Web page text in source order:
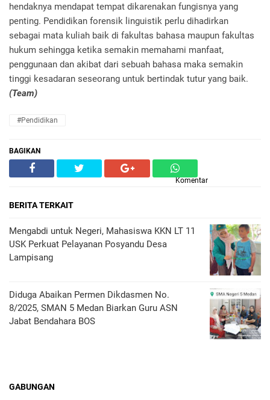
hendaknya mendapat tempat dikarenakan fungisnya yang
penting. Pendidikan forensik linguistik perlu dihadirkan
sebagai mata kuliah baik di fakultas bahasa maupun fakultas
hukum sehingga ketika semakin memahami manfaat,
penggunaan dan akibat dari sebuah bahasa maka semakin
tinggi kesadaran seseorang untuk bertindak tutur yang baik.
(Team)
#pendidikan
BAGIKAN
Komentar
BERITA TERKAIT
Mengabdi untuk Negeri, Mahasiswa KKN LT 11
USK Perkuat Pelayanan Posyandu Desa
Lampisang
Diduga Abaikan Permen Dikdasmen No.
8/2025, SMAN 5 Medan Biarkan Guru ASN
Jabat Bendahara BOS
GABUNGAN